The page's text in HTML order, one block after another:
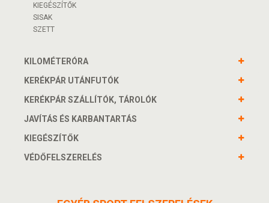
KIEGÉSZÍTŐK
SISAK
SZETT
KILOMÉTERÓRA
KERÉKPÁR UTÁNFUTÓK
KERÉKPÁR SZÁLLÍTÓK, TÁROLÓK
JAVÍTÁS ÉS KARBANTARTÁS
KIEGÉSZÍTŐK
VÉDŐFELSZERELÉS